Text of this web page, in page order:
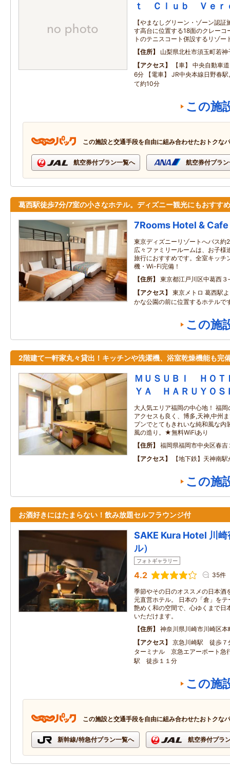
ｔ Ｃｌｕｂ Ｖｅｒ
【やまなしグリーン・ゾーン認
す高台に位置する18面のクレー
トのテニスコート併設するリゾー
住所
山梨県北杜市須玉町若
アクセス
【車】 中央自動車
6分 【電車】 JR中央本線日野春
て約10分
この施
この施設と交通手段を自由に組み合わせたおトクな
航空券付プラン一覧へ 航空券付プラ
葛西駅徒歩7分/7室の小さなホテル。ディズニー観光にもおすす
7Rooms Hotel & Cafe
東京ディズニーリゾートへバス約
広々ファミリールームは、お子
旅行におすすめです。全室キッチ
機・Wi-Fi完備！
住所
東京都江戸川区中葛西３
アクセス
東京メトロ 葛西駅
かな公園の前に位置するホテルで
この施
2階建て一軒家丸々貸出！キッチンや洗濯機、浴室乾燥機能も完
ＭＵＳＵＢＩ ＨＯ
ＹＡ ＨＡＲＵＹＯＳ
大人気エリア福岡の中心地！ 福
アクセスも良く、博多,天神,中州
プンでとてもきれいな純和風な内
風の造り。★無料WiFiあり
住所
福岡県福岡市中央区春
アクセス
【地下鉄】天神南
この施
お酒好きにはたまらない！飲み放題セルフラウンジ付
SAKE Kura Hotel 川
ル）
フォトギャラリー
4.2 35件
季節やその日のオススメの日本酒
元直営ホテル。 日本の「倉」を
艶めく和の空間で、心ゆくまで日
いただけます。
住所
神奈川県川崎市川崎区本
アクセス
京急川崎駅 徒歩７
ターミナル 京急エアーポート
駅 徒歩１１分
この施
この施設と交通手段を自由に組み合わせたおトクな
新幹線/特急付プラン一覧へ 航空券付プラ